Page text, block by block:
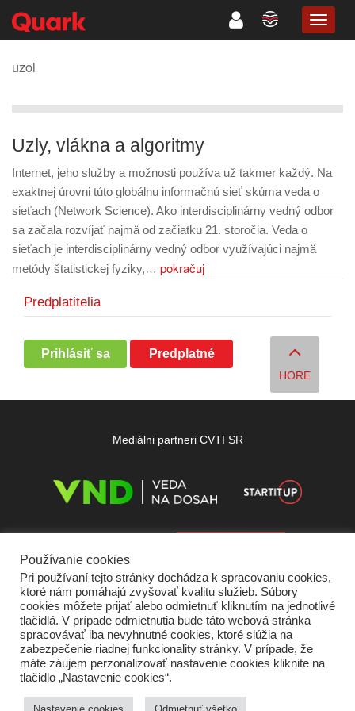
uzol
Uzly, vlákna a algoritmy
Internet, jeho služby a možnosti používa už takmer každý. Na
exaktnej úrovni túto globálnu informačnú sieť skúma veda o
sieťach (Network Science). Ako interdisciplinárny vedný odbor
sa začala rozvíjať najmä od začiatku 21. storočia. Veda o
sieťach je interdisciplinárny vedný odbor využívajúci najmä
metódy štatistickej fyziky,… pokračuj
Predplatitelia
Prihlásiť sa Predplatné
HORE
Mediálni partneri CVTI SR
Domov O nás Kontakt Vydavateľ
Podmienky používania
Ochrana súkromia Štatút súťaží
Používanie cookies
Pri používaní tejto stránky dochádza k spracovaniu cookies,
ktoré nám pomáhajú zvyšovať kvalitu služieb. Súbory
cookies môžete prijať alebo odmietnuť kliknutím na jednotlivé
tlačidlá. V prípade odmietnutia bude táto webová stránka
spracovávať iba nevyhnutné cookies, ktoré slúžia na
zabezpečenie riadnej funkcionality stránky. V prípade, že
máte záujem perzonalizovať nastavenie cookies kliknite na
tlačidlo „Nastavenie cookies“.